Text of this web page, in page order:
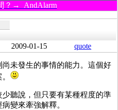
？→ AndAlarm
2009-01-15 quote
未發生的事情的能力。這個好
聽說，但只要有某種程度的準
變來牽強解釋。